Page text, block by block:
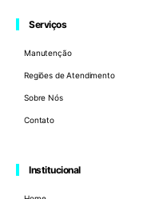
Serviços
Manutenção
Regiões de Atendimento
Sobre Nós
Contato
Institucional